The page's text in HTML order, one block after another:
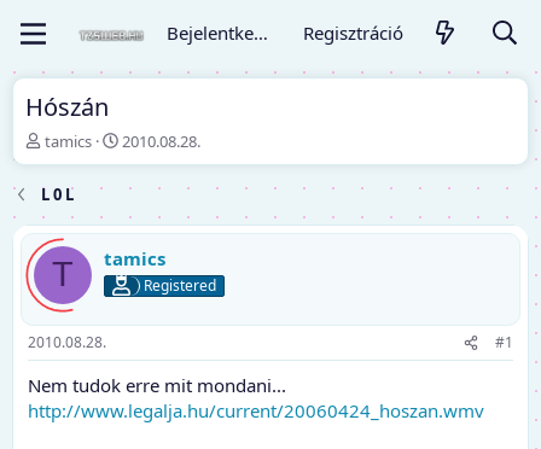
Bejelentkezés Regisztráció
Hószán
T
é
m
a
i
n
d
t
ó
tamics
K
e
ő
á
t
2010.08.28.
L 0 L
T tamics
Registered
2010.08.28. #1
Nem tudok erre mit mondani...
http://www.legalja.hu/current/20060424_hoszan.wmv